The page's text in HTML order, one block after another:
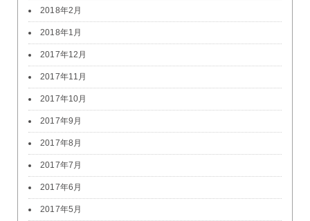
2018年2月
2018年1月
2017年12月
2017年11月
2017年10月
2017年9月
2017年8月
2017年7月
2017年6月
2017年5月